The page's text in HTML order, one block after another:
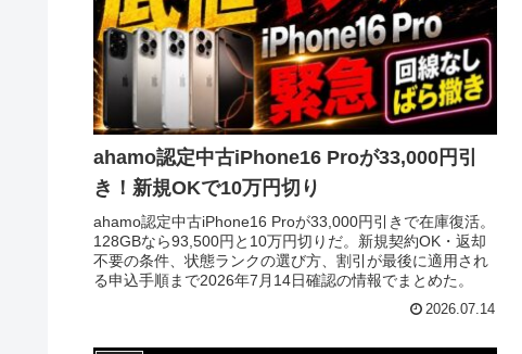
ahamo認定中古iPhone16 Proが33,000円引
き！新規OKで10万円切り
ahamo認定中古iPhone16 Proが33,000円引きで在庫復活。
128GBなら93,500円と10万円切りだ。新規契約OK・返却
不要の条件、状態ランクの選び方、割引が最後に適用され
る申込手順まで2026年7月14日確認の情報でまとめた。
2026.07.14